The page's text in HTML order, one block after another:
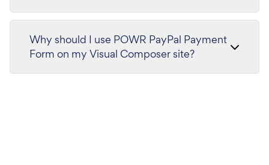
Why should I use POWR PayPal Payment
Form on my Visual Composer site?